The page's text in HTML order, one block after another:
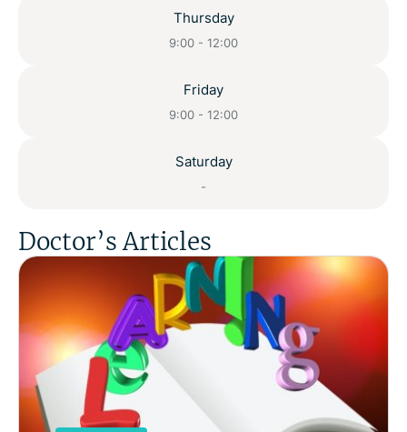
Thursday
9:00 - 12:00
Friday
9:00 - 12:00
Saturday
-
Doctor’s Articles